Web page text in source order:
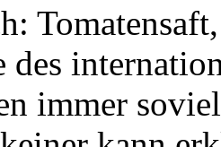
des
immer